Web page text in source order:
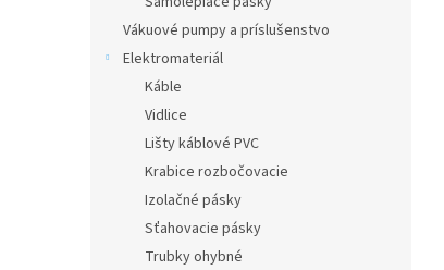
Vákuové pumpy a príslušenstvo
Elektromateriál
Káble
Vidlice
Lišty káblové PVC
Krabice rozbočovacie
Izolačné pásky
Sťahovacie pásky
Trubky ohybné